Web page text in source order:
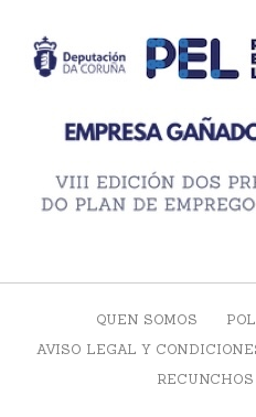
QUEN SOMOS
AVISO LEGAL Y